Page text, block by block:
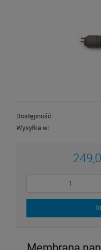
Dostępność:
Wysyłka w: